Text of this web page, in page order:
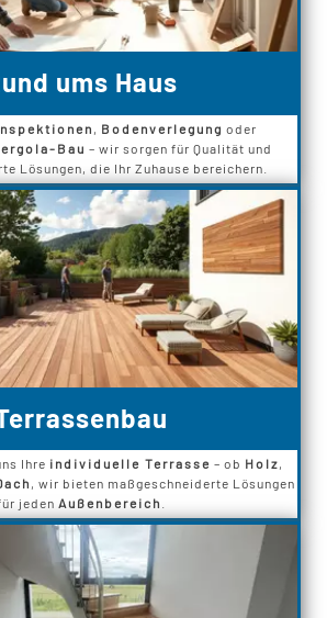
ums Haus
Bodenverlegung oder
Bau – wir sorgen für Qualität und
Lösungen, die Ihr Zuhause bereichern.
Ihre individuelle Terrasse – ob Holz,
, wir bieten maßgeschneiderte Lösungen
jeden Außenbereich